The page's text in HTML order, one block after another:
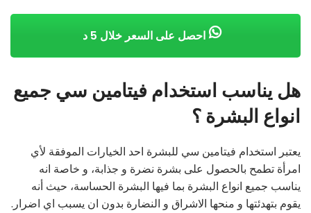
احصل على السعر خلال 5 د
هل يناسب استخدام فيتامين سي جميع
انواع البشرة ؟
يعتبر استخدام فيتامين سي للبشرة احد الخيارات الموفقة لأي
امرأة تطمح بالحصول على بشرة نضرة و جذابة، و خاصة انه
يناسب جميع انواع البشرة بما فيها البشرة الحساسة، حيث أنه
يقوم بتهدئتها و منحها الاشراق و النضارة بدون ان يسبب اي اضرار.